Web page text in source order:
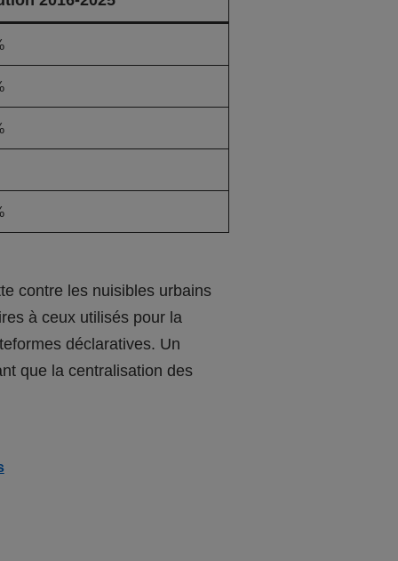
contre les nuisibles urbains
à ceux utilisés pour la
déclaratives. Un
que la centralisation des